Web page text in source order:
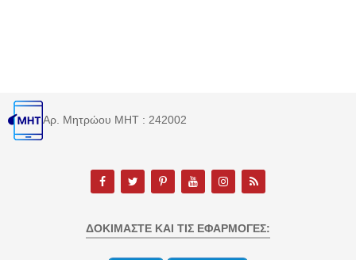
Αρ. Μητρώου MHT : 242002
ΔΟΚΙΜΆΣΤΕ ΚΑΙ ΤΙΣ ΕΦΑΡΜΟΓΈΣ: